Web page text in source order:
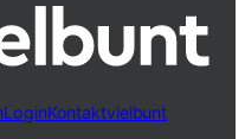
LoginKontaktvielbunt